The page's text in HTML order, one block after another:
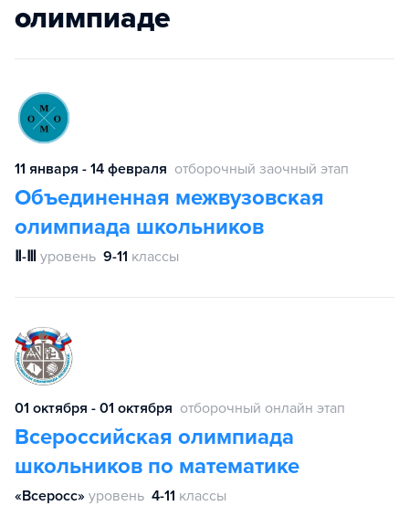
олимпиаде
11 января - 14 февраля отборочный заочный этап
Объединенная межвузовская
олимпиада школьников
Ⅱ-Ⅲ уровень 9-11 классы
01 октября - 01 октября отборочный онлайн этап
Всероссийская олимпиада
школьников по математике
«Всеросс» уровень 4-11 классы